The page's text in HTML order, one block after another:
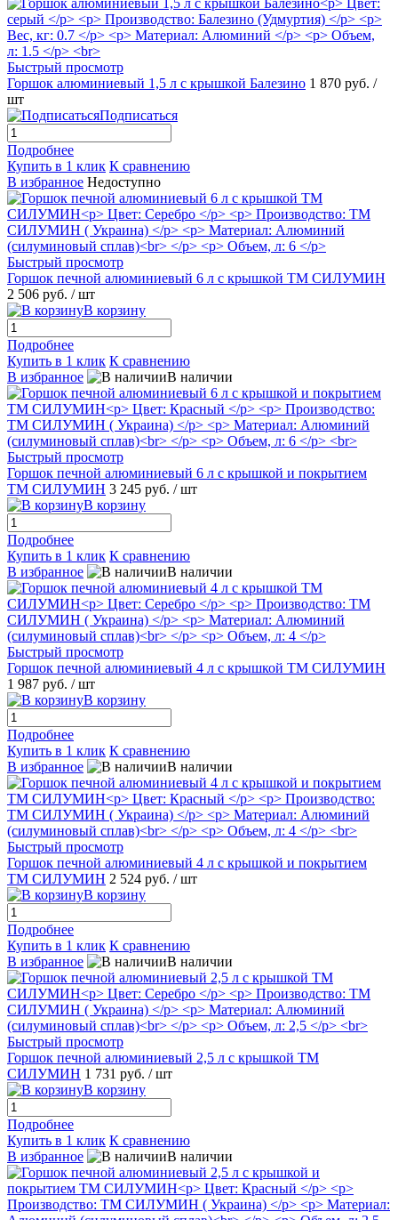
Быстрый просмотр
Горшок алюминиевый 1,5 л с крышкой Балезино 1 870 руб. /
шт
Подписаться
Подробнее
Купить в 1 клик К сравнению
В избранное Недоступно
Быстрый просмотр
Горшок печной алюминиевый 6 л с крышкой ТМ СИЛУМИН
2 506 руб. / шт
В корзину
Подробнее
Купить в 1 клик К сравнению
В избранное
В наличии
Быстрый просмотр
Горшок печной алюминиевый 6 л с крышкой и покрытием
ТМ СИЛУМИН 3 245 руб. / шт
В корзину
Подробнее
Купить в 1 клик К сравнению
В избранное
В наличии
Быстрый просмотр
Горшок печной алюминиевый 4 л с крышкой ТМ СИЛУМИН
1 987 руб. / шт
В корзину
Подробнее
Купить в 1 клик К сравнению
В избранное
В наличии
Быстрый просмотр
Горшок печной алюминиевый 4 л с крышкой и покрытием
ТМ СИЛУМИН 2 524 руб. / шт
В корзину
Подробнее
Купить в 1 клик К сравнению
В избранное
В наличии
Быстрый просмотр
Горшок печной алюминиевый 2,5 л с крышкой ТМ
СИЛУМИН 1 731 руб. / шт
В корзину
Подробнее
Купить в 1 клик К сравнению
В избранное
В наличии